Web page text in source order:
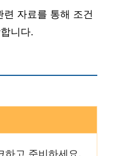
련 자료를 통해 조건
니다.
하고 준비하세요.